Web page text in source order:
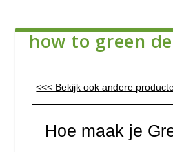
how to green
<<< Bekijk ook andere
Hoe maak je